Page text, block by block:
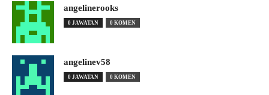
angelinerooks
0 JAWATAN 0 KOMEN
angelinev58
0 JAWATAN 0 KOMEN